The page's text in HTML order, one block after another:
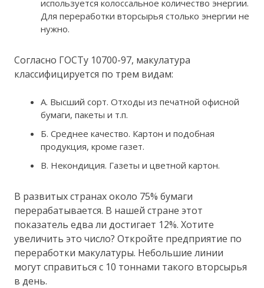
используется колоссальное количество энергии.
Для переработки вторсырья столько энергии не
нужно.
Согласно ГОСТу 10700-97, макулатура
классифицируется по трем видам:
А. Высший сорт. Отходы из печатной офисной
бумаги, пакеты и т.п.
Б. Среднее качество. Картон и подобная
продукция, кроме газет.
В. Некондиция. Газеты и цветной картон.
В развитых странах около 75% бумаги
перерабатывается. В нашей стране этот
показатель едва ли достигает 12%. Хотите
увеличить это число? Откройте предприятие по
переработки макулатуры. Небольшие линии
могут справиться с 10 тоннами такого вторсырья
в день.